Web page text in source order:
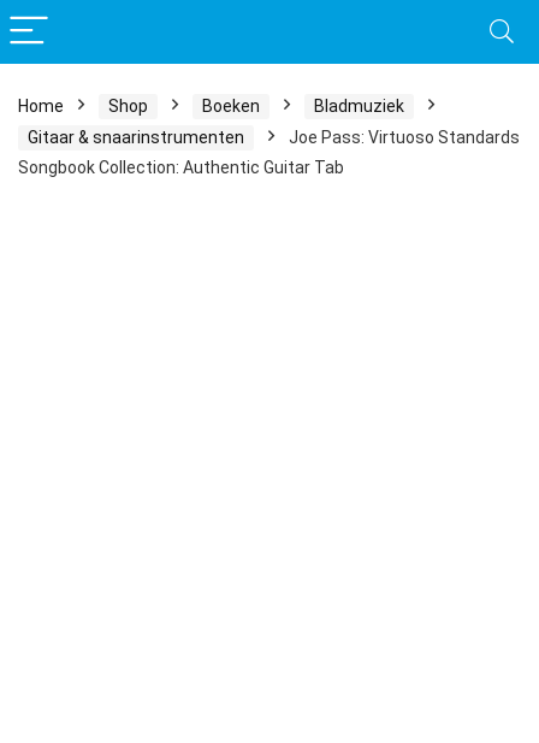
Home Shop Boeken
Bladmuziek
Gitaar & snaarinstrumenten
Joe Pass: Virtuoso Standards
Songbook Collection: Authentic Guitar Tab